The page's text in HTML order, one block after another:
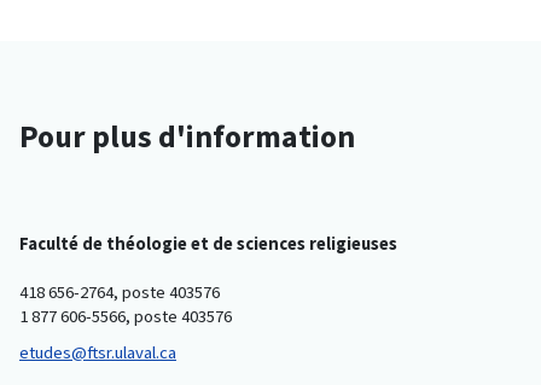
Pour plus d'information
Faculté de théologie et de sciences religieuses
418 656-2764, poste 403576
1 877 606-5566, poste 403576
etudes@ftsr.ulaval.ca